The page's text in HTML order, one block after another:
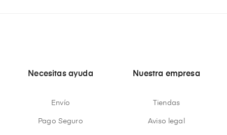
Necesitas ayuda
Envío
Pago Seguro
Nuestra empresa
Tiendas
Aviso legal